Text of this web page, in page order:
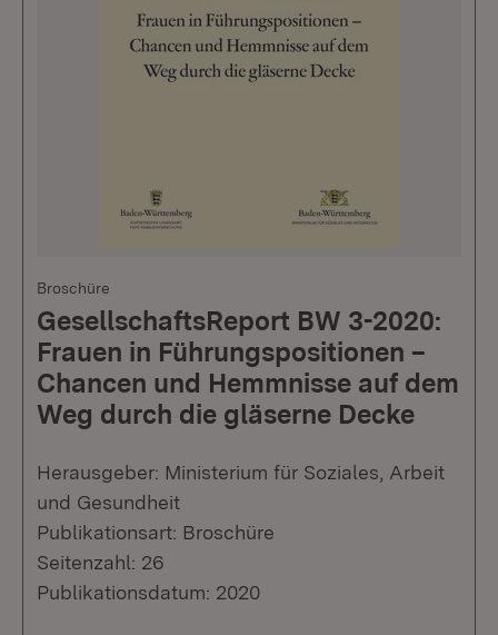
Broschüre
GesellschaftsReport BW 3-2020:
Frauen in Führungspositionen –
Chancen und Hemmnisse auf dem
Weg durch die gläserne Decke
Herausgeber: Ministerium für Soziales, Arbeit
und Gesundheit
Publikationsart: Broschüre
Seitenzahl: 26
Publikationsdatum: 2020